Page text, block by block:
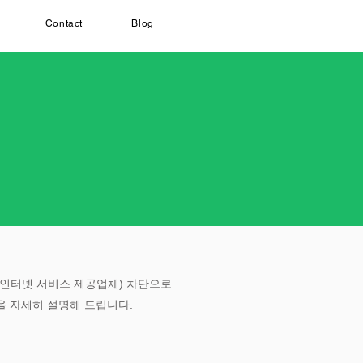
Contact Blog
터넷 서비스 제공업체) 차단으로
자세히 설명해 드립니다.